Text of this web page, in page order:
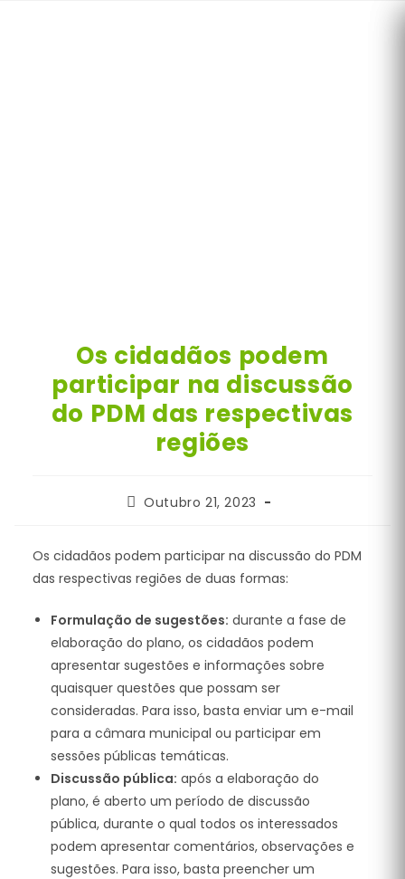
Os cidadãos podem
participar na discussão
do PDM das respectivas
regiões
PostOutubro 21, 2023
Os cidadãos podem participar na discussão do PDM
das respectivas regiões de duas formas:
Formulação de sugestões: durante a fase de
elaboração do plano, os cidadãos podem
apresentar sugestões e informações sobre
quaisquer questões que possam ser
consideradas. Para isso, basta enviar um e-mail
para a câmara municipal ou participar em
sessões públicas temáticas.
Discussão pública: após a elaboração do
plano, é aberto um período de discussão
pública, durante o qual todos os interessados
podem apresentar comentários, observações e
sugestões. Para isso, basta preencher um